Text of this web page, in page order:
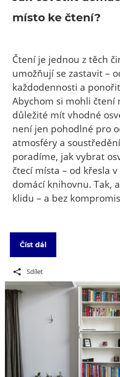
místo ke čtení?
Čtení je jednou z těch
umožňují se zastavit –
každodennosti a
Abychom si mohli čtení
důležité mít vhodné
není jen pohodlné pro
atmosféry a
poradíme, jak vybrat
čtecí místa – od křesla
domácí knihovnu. Tak,
klidu – a bez
Číst dál
Sdílet